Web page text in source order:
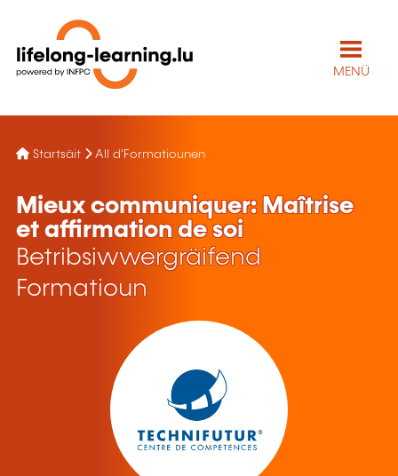
MENÜ
Startsäit All d'Formatiounen
Mieux communiquer: Maîtrise
et affirmation de soi
Betribsiwwergräifend
Formatioun